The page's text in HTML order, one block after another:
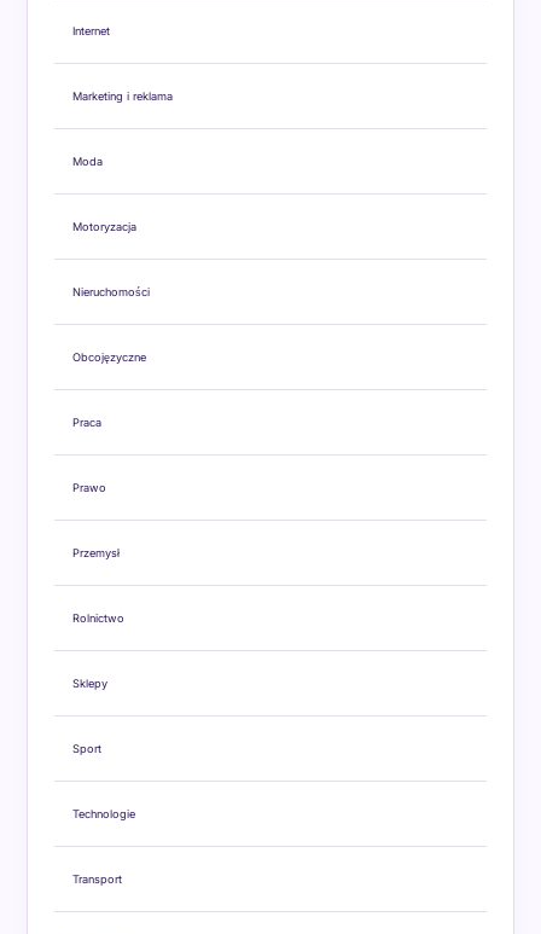
Internet
Marketing i reklama
Moda
Motoryzacja
Nieruchomości
Obcojęzyczne
Praca
Prawo
Przemysł
Rolnictwo
Sklepy
Sport
Technologie
Transport